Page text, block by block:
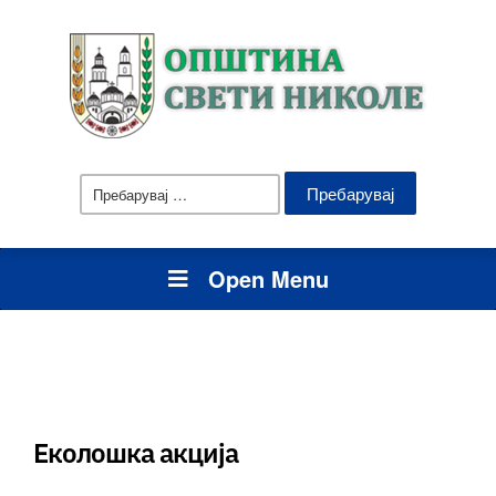
Пребарувај
за:
Open Menu
Еколошка акција